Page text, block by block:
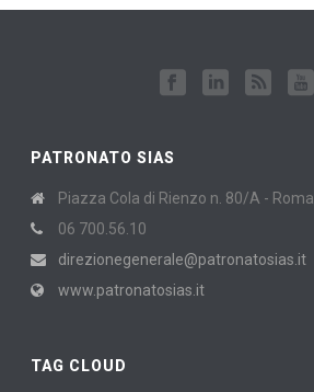
PATRONATO SIAS
Piazza Cola di Rienzo n. 80/A - Roma
06 700.56.10
direzionegenerale@patronatosias.it
www.patronatosias.it
TAG CLOUD